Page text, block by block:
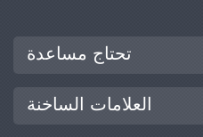
تحتاج مساعدة
العلامات الساخنة